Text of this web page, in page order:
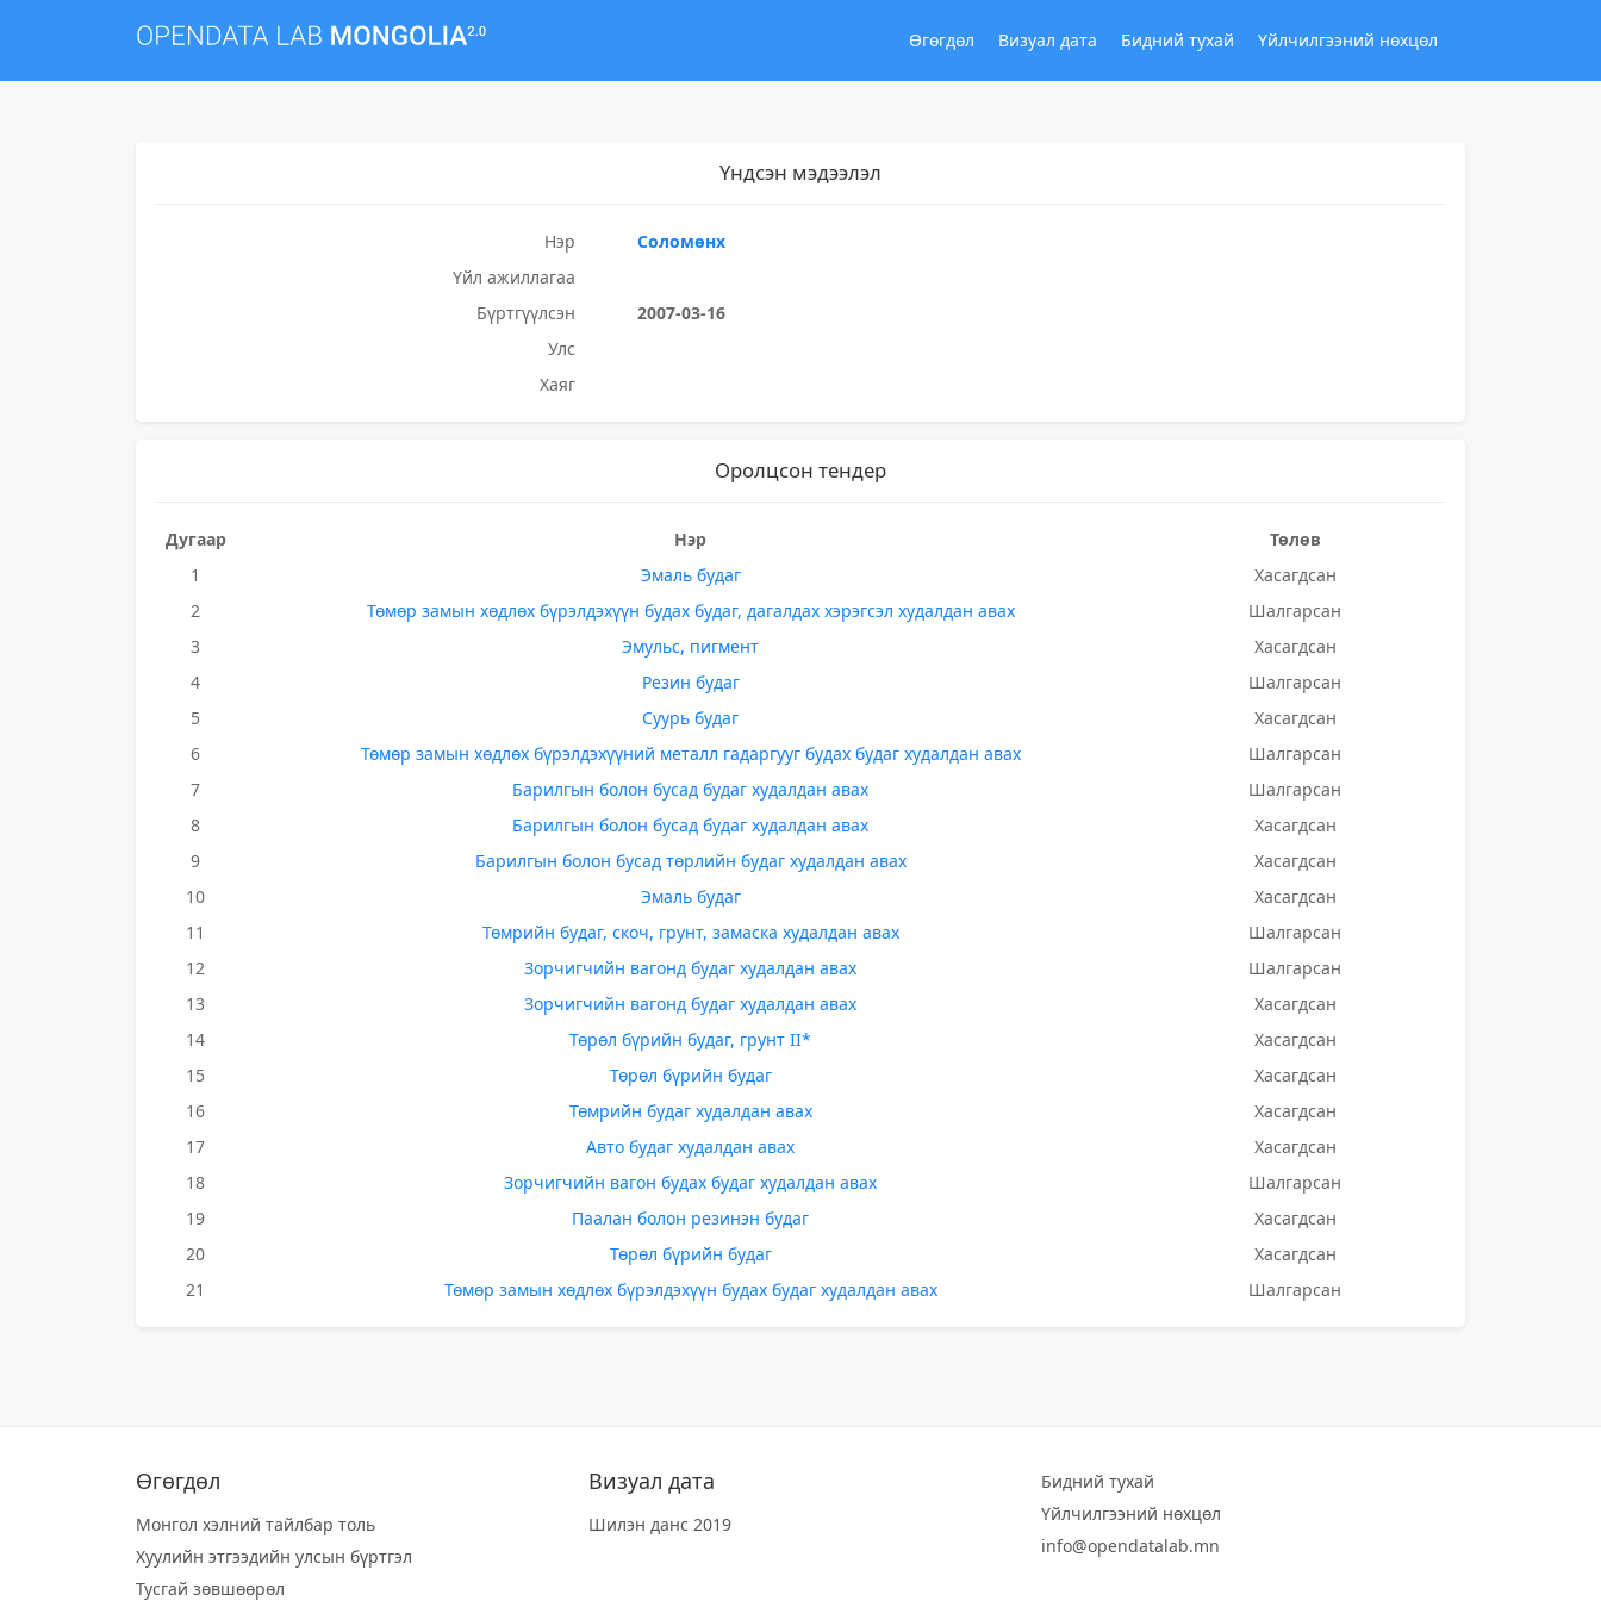
Өгөгдөл Визуал дата Бидний тухай Үйлчилгээний нөхцөл
Үндсэн мэдээлэл
Нэр
Соломөнх
Үйл ажиллагаа
Бүртгүүлсэн
2007-03-16
Улс
Хаяг
Оролцсон тендер
Дугаар Нэр
Төлөв
1
Эмаль будаг
Хасагдсан
2
Төмөр замын хөдлөх бүрэлдэхүүн будах будаг, дагалдах хэрэгсэл худалдан авах
Шалгарсан
3
Эмульс, пигмент
Хасагдсан
4
Резин будаг
Шалгарсан
5
Суурь будаг
Хасагдсан
6
Төмөр замын хөдлөх бүрэлдэхүүний металл гадаргууг будах будаг худалдан авах
Шалгарсан
7
Барилгын болон бусад будаг худалдан авах
Шалгарсан
8
Барилгын болон бусад будаг худалдан авах
Хасагдсан
9
Барилгын болон бусад төрлийн будаг худалдан авах
Хасагдсан
10
Эмаль будаг
Хасагдсан
11
Төмрийн будаг, скоч, грунт, замаска худалдан авах
Шалгарсан
12
Зорчигчийн вагонд будаг худалдан авах
Шалгарсан
13
Зорчигчийн вагонд будаг худалдан авах
Хасагдсан
14
Төрөл бүрийн будаг, грунт II*
Хасагдсан
15
Төрөл бүрийн будаг
Хасагдсан
16
Төмрийн будаг худалдан авах
Хасагдсан
17
Авто будаг худалдан авах
Хасагдсан
18
Зорчигчийн вагон будах будаг худалдан авах
Шалгарсан
19
Паалан болон резинэн будаг
Хасагдсан
20
Төрөл бүрийн будаг
Хасагдсан
21
Төмөр замын хөдлөх бүрэлдэхүүн будах будаг худалдан авах Шалгарсан
Өгөгдөл
Монгол хэлний тайлбар толь
Хуулийн этгээдийн улсын бүртгэл
Тусгай зөвшөөрөл
Визуал дата
Шилэн данс 2019
Бидний тухай
Үйлчилгээний нөхцөл
info@opendatalab.mn